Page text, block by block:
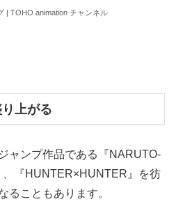
| TOHO animation チャンネル
上がる
ャンプ作品である『NARUTO-
『HUNTER×HUNTER』を彷
ることもあります。